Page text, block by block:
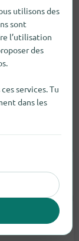
utilisons des
sont
l’utilisation
des
services. Tu
dans les